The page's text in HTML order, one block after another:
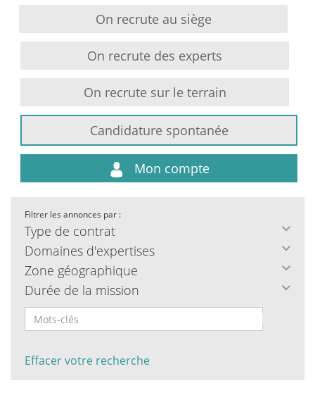
On recrute au siège
On recrute des experts
On recrute sur le terrain
Candidature spontanée
Mon compte
Filtrer les annonces par :
Type de contrat
Domaines d'expertises
Zone géographique
Durée de la mission
Effacer votre recherche